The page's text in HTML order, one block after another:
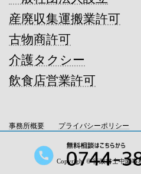
産廃収集運搬業許可
古物商許可
介護タクシー
飲食店営業許可
事務所概要 プライバシーポリシー
Copyright © 行政書士中園事